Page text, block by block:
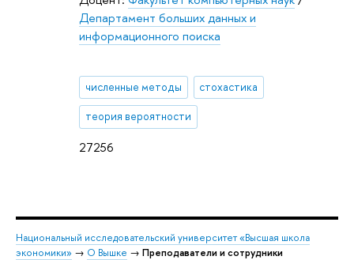
27256
Департамент больших данных и
информационного поиска
численные методы стохастика
теория вероятности
Национальный исследовательский университет «Высшая школа
экономики» → О Вышке → Преподаватели и сотрудники